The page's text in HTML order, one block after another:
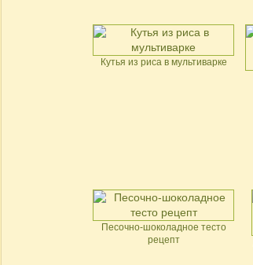
Кутья из риса в мультиварке
Песочно-шоколадное тесто
рецепт